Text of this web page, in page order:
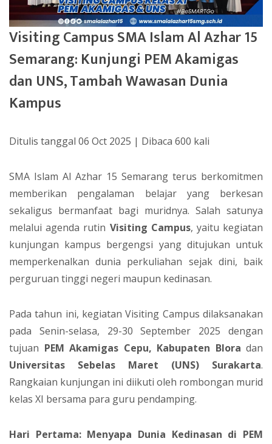
Visiting Campus SMA Islam Al Azhar 15
Semarang: Kunjungi PEM Akamigas
dan UNS, Tambah Wawasan Dunia
Kampus
Ditulis tanggal 06 Oct 2025 | Dibaca 600 kali
SMA Islam Al Azhar 15 Semarang terus berkomitmen
memberikan pengalaman belajar yang berkesan
sekaligus bermanfaat bagi muridnya. Salah satunya
melalui agenda rutin Visiting Campus, yaitu kegiatan
kunjungan kampus bergengsi yang ditujukan untuk
memperkenalkan dunia perkuliahan sejak dini, baik
perguruan tinggi negeri maupun kedinasan.
Pada tahun ini, kegiatan Visiting Campus dilaksanakan
pada Senin-selasa, 29-30 September 2025 dengan
tujuan PEM Akamigas Cepu, Kabupaten Blora dan
Universitas Sebelas Maret (UNS) Surakarta.
Rangkaian kunjungan ini diikuti oleh rombongan murid
kelas XI bersama para guru pendamping.
Hari Pertama: Menyapa Dunia Kedinasan di PEM